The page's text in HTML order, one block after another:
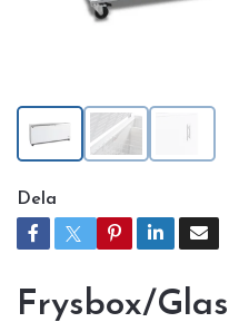
Dela
Frysbox/